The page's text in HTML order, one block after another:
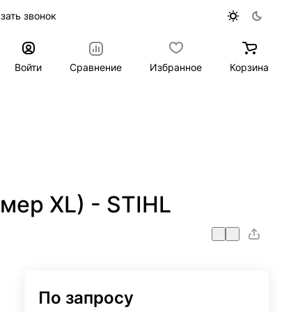
звонок
Войти Сравнение Избранное Корзина
XL) - STIHL
По запросу